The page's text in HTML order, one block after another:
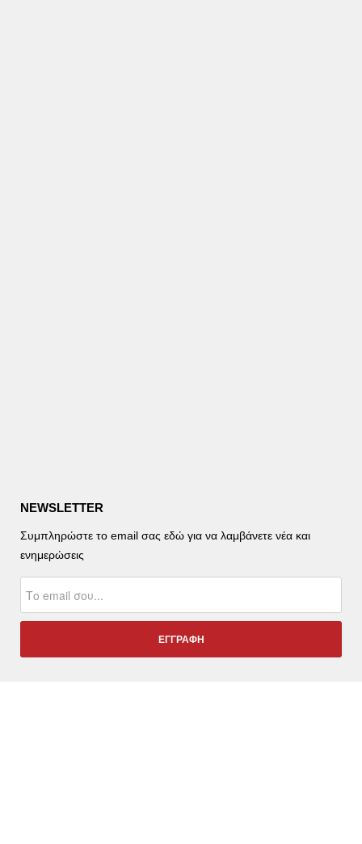
NEWSLETTER
Συμπληρώστε το email σας εδώ για να λαμβάνετε νέα και
ενημερώσεις